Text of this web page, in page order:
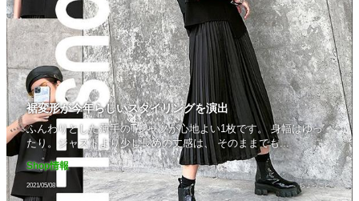
裾変形が今年らしいスタイリングを演出
ふんわりとした薄手のTシャツが心地よい1枚です。 身幅はゆっ
たり。ジャストより少し長めの丈感は、 そのままでも...
Shop情報
ちょっこピ!
2021/05/08